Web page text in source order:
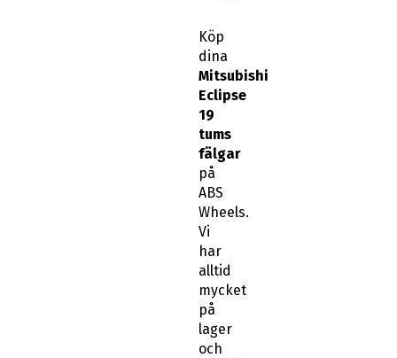
Köp
dina
Mitsubishi
Eclipse
19
tums
fälgar
på
ABS
Wheels.
Vi
har
alltid
mycket
på
lager
och